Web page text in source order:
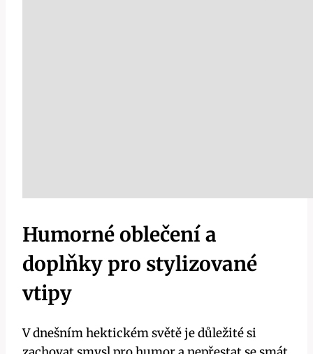
Humorné oblečení a
doplňky pro stylizované
vtipy
V dnešním hektickém světě je důležité si